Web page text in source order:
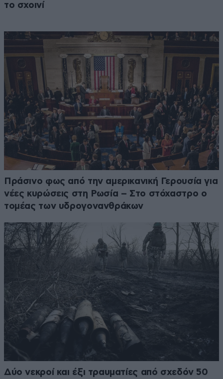
το σχοινί
Πράσινο φως από την αμερικανική Γερουσία για
νέες κυρώσεις στη Ρωσία – Στο στόχαστρο ο
τομέας των υδρογονανθράκων
Δύο νεκροί και έξι τραυματίες από σχεδόν 50